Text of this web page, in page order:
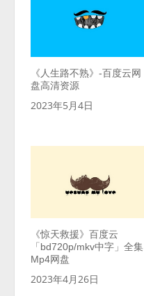
《人生路不熟》-百度云网
盘高清资源
2023年5月4日
《惊天救援》百度云
「bd720p/mkv中字」全集
Mp4网盘
2023年4月26日